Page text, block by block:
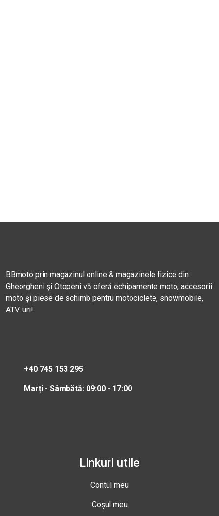
BBmoto prin magazinul online & magazinele fizice din
Gheorgheni și Otopeni vă oferă echipamente moto, accesorii
moto și piese de schimb pentru motociclete, snowmobile,
ATV-uri!
+40 745 153 295
Marți - Sâmbătă: 09:00 - 17:00
Linkuri utile
Contul meu
Coșul meu